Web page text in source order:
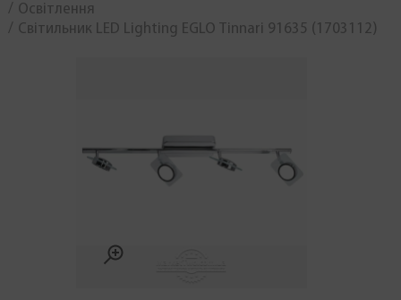
Освітлення
Світильник LED Lighting EGLO Tinnari 91635 (1703112)